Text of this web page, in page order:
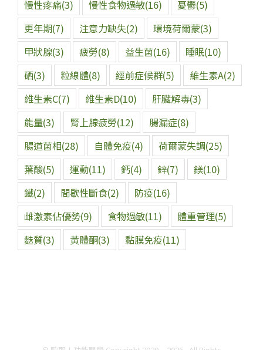
慢性疼痛(3) 慢性食物過敏(16) 憂鬱(5)
更年期(7) 注意力缺失(2) 環境荷爾蒙(3)
甲狀腺(3) 疲勞(8) 益生菌(16) 睡眠(10)
硒(3) 粒線體(8) 經前症候群(5) 維生素A(2)
維生素C(7) 維生素D(10) 肝臟解毒(3)
能量(3) 腎上腺疲勞(12) 腸漏症(8)
腸道菌相(28) 自體免疫(4) 荷爾蒙失調(25)
葉酸(5) 運動(11) 鈣(4) 鋅(7) 鎂(10)
鐵(2) 間歇性斷食(2) 防疫(16)
雌激素佔優勢(9) 食物過敏(11) 體重管理(5)
麩質(3) 黃體酮(3) 黏膜免疫(11)